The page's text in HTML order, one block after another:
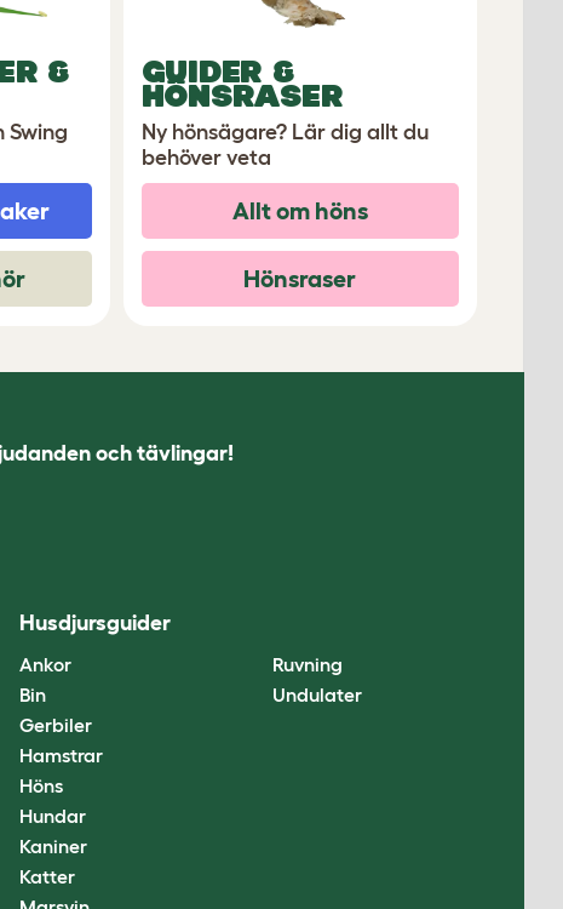
&
Swing
GUIDER &
HÖNSRASER
Ny hönsägare? Lär dig allt du
behöver veta
Allt om höns
Hönsraser
och tävlingar!
Husdjursguider
Ankor
Bin
Gerbiler
Hamstrar
Höns
Hundar
Kaniner
Katter
Ruvning
Undulater